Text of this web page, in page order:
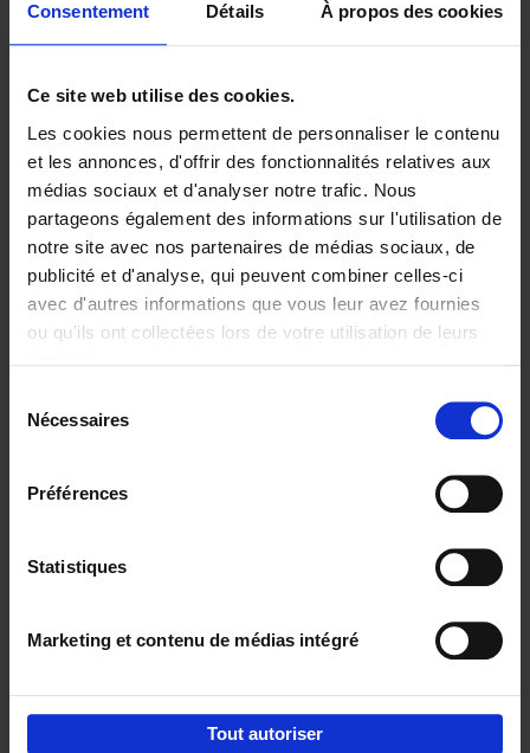
Consentement Détails À propos des cookies
Ce site web utilise des cookies.
Les cookies nous permettent de personnaliser le contenu
et les annonces, d'offrir des fonctionnalités relatives aux
médias sociaux et d'analyser notre trafic. Nous
partageons également des informations sur l'utilisation de
notre site avec nos partenaires de médias sociaux, de
publicité et d'analyse, qui peuvent combiner celles-ci
avec d'autres informations que vous leur avez fournies
ou qu'ils ont collectées lors de votre utilisation de leurs
Nécessaires
Préférences
Statistiques
Marketing et contenu de médias intégré
Tout autoriser
The Offer You Can't
Refuse
Steven Van Belleghem
Couverture souple
2020 256
€37,50
Building Bonds = Building